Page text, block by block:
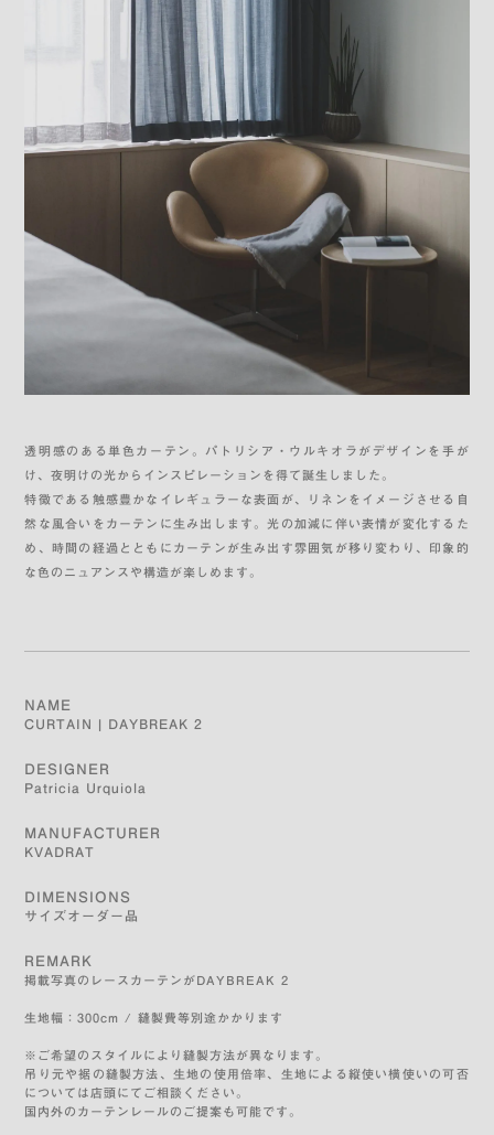
透明感のある単色カーテン。パトリシア・ウルキオラがデザインを手が
け、夜明けの光からインスピレーションを得て誕生しました。
特徴である触感豊かなイレギュラーな表面が、リネンをイメージさせる自
然な風合いをカーテンに生み出します。光の加減に伴い表情が変化するた
め、時間の経過とともにカーテンが生み出す雰囲気が移り変わり、印象的
な色のニュアンスや構造が楽しめます。
NAME
CURTAIN | DAYBREAK 2
DESIGNER
Patricia Urquiola
MANUFACTURER
KVADRAT
DIMENSIONS
サイズオーダー品
REMARK
掲載写真のレースカーテンがDAYBREAK 2
生地幅：300cm / 縫製費等別途かかります
※ご希望のスタイルにより縫製方法が異なります。
吊り元や裾の縫製方法、生地の使用倍率、生地による縦使い横使いの可否
については店頭にてご相談ください。
国内外のカーテンレールのご提案も可能です。